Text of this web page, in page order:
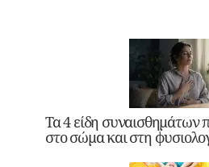
Τα 4 είδη συναισθημάτων
στο σώμα και στη